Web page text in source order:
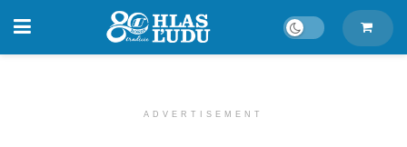
ADVERTISEMENT